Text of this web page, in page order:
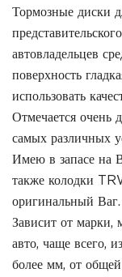
Тормозные диски
автовладельцев
поверхность
использовать
Отмечается очень
самых различных
Имею в запасе на
также колодки
оригинальный
Зависит от марки,
авто, чаще всего,
более мм, от